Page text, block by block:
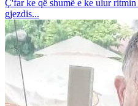
Ç'far ke që shumë e ke ulur
gjezdis...